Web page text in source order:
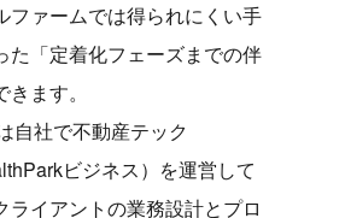
ファームでは得られにくい手
た「定着化フェーズまでの伴
ます。
自社で不動産テック
ビジネス）を運営して
ライアントの業務設計とプロ